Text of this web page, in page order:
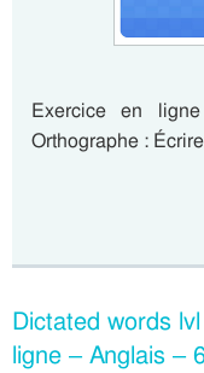
Exercice en
Orthographe :
Dictated words
ligne – Anglais –